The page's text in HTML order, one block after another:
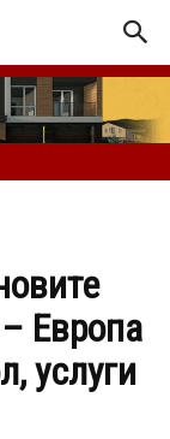
Европа
услуги